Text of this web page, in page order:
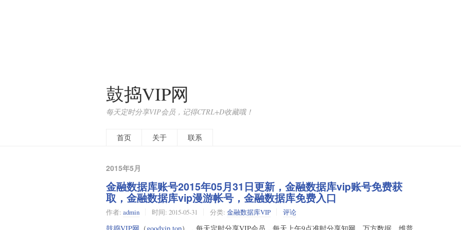
鼓捣VIP网
每天定时分享VIP会员，记得CTRL+D收藏哦！
首页
关于 联系
2015年5月
金融数据库账号2015年05月31日更新，金融数据库vip账号免费获
取，金融数据库vip漫游帐号，金融数据库免费入口
作者: admin 时间: 2015-05-31 分类: 金融数据库VIP 评论